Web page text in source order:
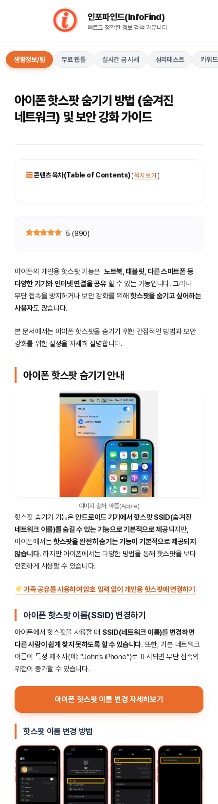
인포파인드(InfoFind)​​​​
빠르고 정확한 정보 검색 커뮤니티
생활정보/팁 무료 웹툴 실시간 금 시세 심리테스트 키워
아이폰 핫스팟 숨기기 방법 (숨겨진
네트워크) 및 보안 강화 가이드
콘텐츠 목차(Table of Contents)[목차 보기 ]
5 (890)
아이폰의 개인용 핫스팟 기능은 노트북, 태블릿, 다른 스마트폰 등
다양한 기기와 인터넷 연결을 공유 할 수 있는 기능입니다. 그러나
무단 접속을 방지하거나 보안 강화를 위해핫스팟을 숨기고 싶어하는
사용자도 많습니다.
본 문서에서는 아이폰 핫스팟을 숨기기 위한 간접적인 방법과 보안
강화를 위한 설정을 자세히 설명합니다.
아이폰 핫스팟 숨기기 안내
이미지 출처: 애플(Apple)
핫스팟 숨기기 기능은안드로이드 기기에서 핫스팟 SSID(숨겨진
네트워크 이름)를 숨길 수 있는 기능으로 기본적으로 제공되지만,
아이폰에서는 핫스팟을 완전히 숨기는 기능이 기본적으로 제공되지
않습니다. 하지만 아이폰에서는 다양한 방법을 통해 핫스팟을 보다
안전하게 사용할 수 있습니다.
가족 공유를 사용하여 암호 입력 없이 개인용 핫스팟에 연결하기
아이폰 핫스팟 이름(SSID) 변경하기
아이폰에서 핫스팟을 사용할 때 SSID(네트워크 이름)를 변경하면
다른 사람이 쉽게 찾지 못하도록 할 수 있습니다. 또한, 기본 네트워크
이름이 특정 제조사(예: “John’s iPhone”)로 표시되면 무단 접속의
위험이 증가할 수 있습니다.
아이폰 핫스팟 이름 변경 자세히보기
핫스팟 이름 변경 방법